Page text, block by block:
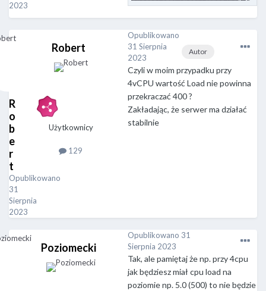
2023
R
o
b
e
r
t
Opublikowano
31
Sierpnia
2023
Robert
Użytkownicy
129
Autor
Opublikowano
31 Sierpnia
2023
Czyli w moim przypadku przy
4vCPU wartość Load nie powinna
przekraczać 400 ?
Zakładając, że serwer ma działać
stabilnie
Poziomecki
Opublikowano 31
Sierpnia 2023
Tak, ale pamiętaj że np. przy 4cpu
jak będziesz miał cpu load na
poziomie np. 5.0 (500) to nie będzie